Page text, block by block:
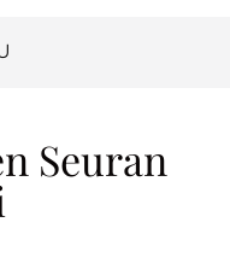
Seuran